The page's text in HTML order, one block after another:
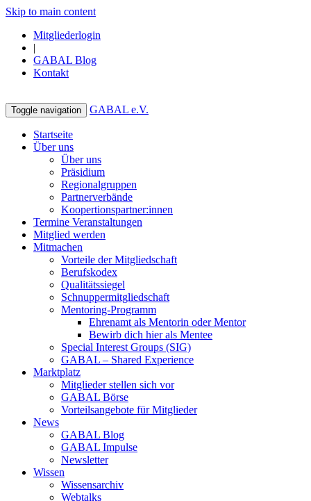
Skip to main content
Mitgliederlogin
|
GABAL Blog
Kontakt
Toggle navigation GABAL e.V.
Startseite
Über uns
Über uns
Präsidium
Regionalgruppen
Partnerverbände
Koopertionspartner:innen
Termine Veranstaltungen
Mitglied werden
Mitmachen
Vorteile der Mitgliedschaft
Berufskodex
Qualitätssiegel
Schnuppermitgliedschaft
Mentoring-Programm
Ehrenamt als Mentorin oder Mentor
Bewirb dich hier als Mentee
Special Interest Groups (SIG)
GABAL – Shared Experience
Marktplatz
Mitglieder stellen sich vor
GABAL Börse
Vorteilsangebote für Mitglieder
News
GABAL Blog
GABAL Impulse
Newsletter
Wissen
Wissensarchiv
Webtalks